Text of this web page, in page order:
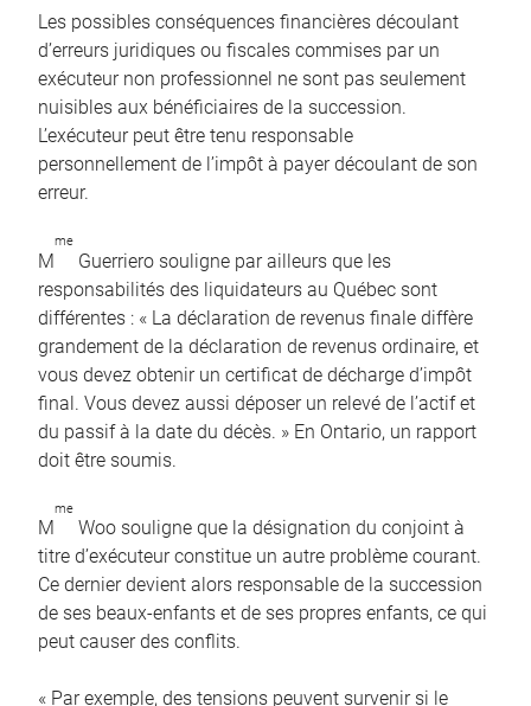
Les possibles conséquences financières découlant
d’erreurs juridiques ou fiscales commises par un
exécuteur non professionnel ne sont pas seulement
nuisibles aux bénéficiaires de la succession.
L’exécuteur peut être tenu responsable
personnellement de l’impôt à payer découlant de son
erreur.
M
me
Guerriero souligne par ailleurs que les
responsabilités des liquidateurs au Québec sont
différentes : « La déclaration de revenus finale diffère
grandement de la déclaration de revenus ordinaire, et
vous devez obtenir un certificat de décharge d’impôt
final. Vous devez aussi déposer un relevé de l’actif et
du passif à la date du décès. » En Ontario, un rapport
doit être soumis.
M
me
Woo souligne que la désignation du conjoint à
titre d’exécuteur constitue un autre problème courant.
Ce dernier devient alors responsable de la succession
de ses beaux-enfants et de ses propres enfants, ce qui
peut causer des conflits.
« Par exemple, des tensions peuvent survenir si le